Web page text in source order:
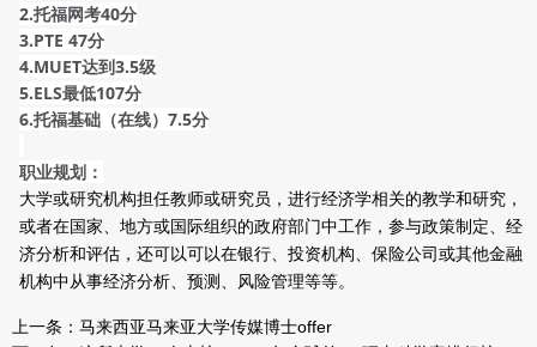
2.托福网考40分
3.PTE 47分
4.MUET达到3.5级
5.ELS最低107分
6.托福基础（在线）7.5分
职业规划：
大学或研究机构担任教师或研究员，进行经济学相关的教学和研究，
或者在国家、地方或国际组织的政府部门中工作，参与政策制定、经
济分析和评估，还可以可以在银行、投资机构、保险公司或其他金融
机构中从事经济分析、预测、风险管理等等。
上一条： 马来西亚马来亚大学传媒博士offer